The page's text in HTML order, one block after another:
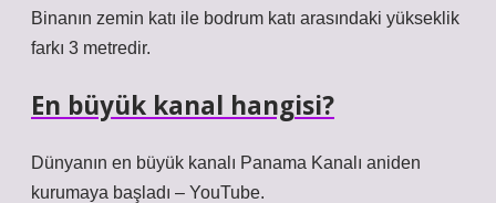
Binanın zemin katı ile bodrum katı arasındaki yükseklik
farkı 3 metredir.
En büyük kanal hangisi?
Dünyanın en büyük kanalı Panama Kanalı aniden
kurumaya başladı – YouTube.